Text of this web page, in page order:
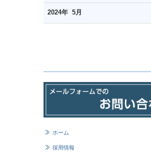
2024年 5月
ホーム
採用情報